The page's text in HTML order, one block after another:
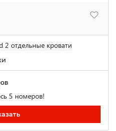
2 отдельные кровати
5 номеров!